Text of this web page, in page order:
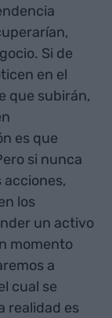
Si de
en el
que subirán,
es que
si nunca
los
un activo
momento
a
cual se
realidad es